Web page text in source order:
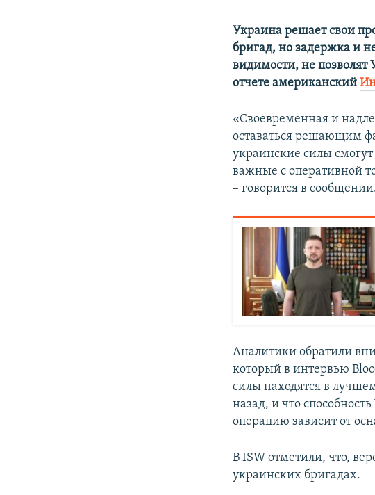
Украина решает свои
бригад, но задержка и
видимости, не позволят
отчете американский
«Своевременная и
оставаться решающим
украинские силы
важные с оперативной
– говорится в
Аналитики обратили
который в интервью
силы находятся в
назад, и что
операцию зависит от
В ISW отметили, что,
украинских бригадах.